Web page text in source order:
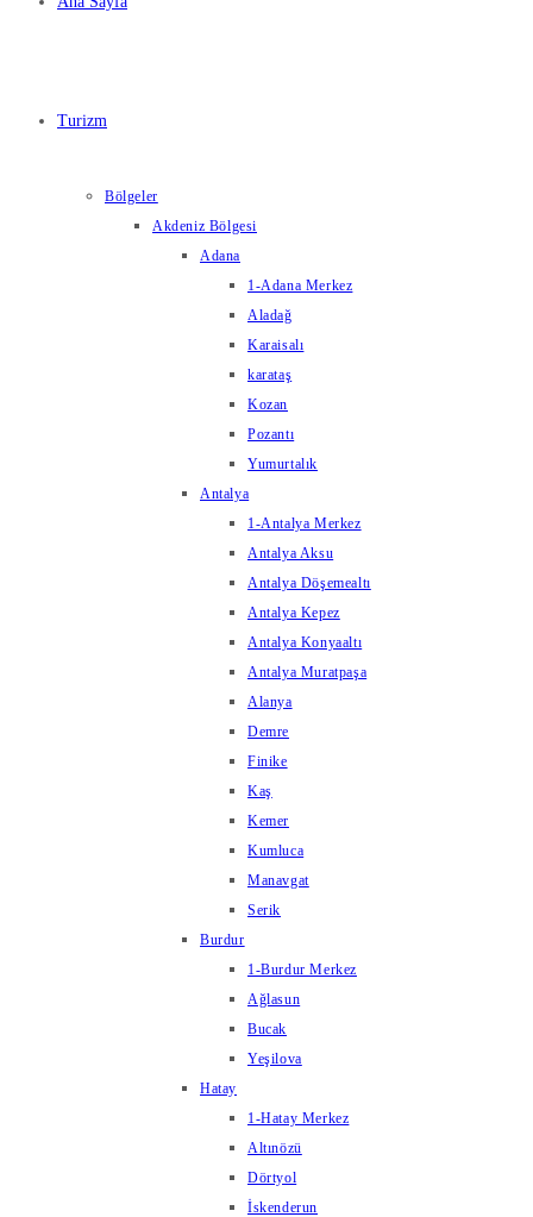
Turizm
Bölgeler
Akdeniz Bölgesi
Adana
1-Adana Merkez
Aladağ
Karaisalı
karataş
Kozan
Pozantı
Yumurtalık
Antalya
1-Antalya Merkez
Antalya Aksu
Antalya Döşemealtı
Antalya Kepez
Antalya Konyaaltı
Antalya Muratpaşa
Alanya
Demre
Finike
Kaş
Kemer
Kumluca
Manavgat
Serik
Burdur
1-Burdur Merkez
Ağlasun
Bucak
Yeşilova
Hatay
1-Hatay Merkez
Altınözü
Dörtyol
İskenderun